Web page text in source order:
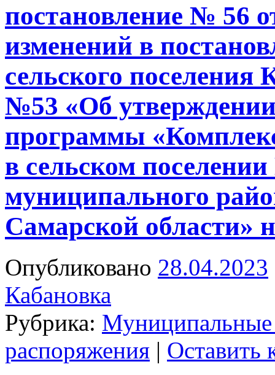
постановление № 56
изменений в
сельского поселения
№53 «Об
программы
в сельском
муниципального
Самарской области»
Опубликовано 28.04.2023
Кабановка
Рубрика:
распоряжения | Оставить